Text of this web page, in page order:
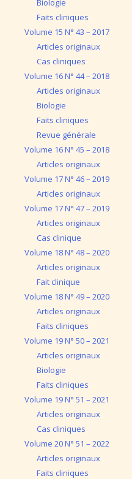
Faits cliniques
Volume 15 N° 43 – 2017
Articles originaux
Cas cliniques
Volume 16 N° 44 – 2018
Articles originaux
Biologie
Faits cliniques
Revue générale
Volume 16 N° 45 – 2018
Articles originaux
Volume 17 N° 46 – 2019
Articles originaux
Volume 17 N° 47 – 2019
Articles originaux
Cas clinique
Volume 18 N° 48 – 2020
Articles originaux
Fait clinique
Volume 18 N° 49 – 2020
Articles originaux
Faits cliniques
Volume 19 N° 50 – 2021
Articles originaux
Biologie
Faits cliniques
Volume 19 N° 51 – 2021
Articles originaux
Cas cliniques
Volume 20 N° 51 – 2022
Articles originaux
Faits cliniques